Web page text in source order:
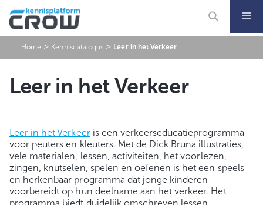
naar
de
Home > Kenniscatalogus > Leer in het Verkeer
Leer in het Verkeer
Leer in het Verkeeris een verkeerseducatieprogramma
voor peuters en kleuters. Met de Dick Bruna illustraties,
vele materialen, lessen, activiteiten, het voorlezen,
zingen, knutselen, spelen en oefenen is het een speels
en herkenbaar programma dat jonge kinderen
voorbereidt op hun deelname aan het verkeer. Het